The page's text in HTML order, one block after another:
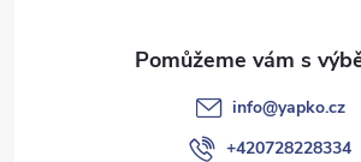
info@yapko.cz
+420728228334